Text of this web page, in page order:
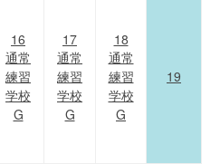
16
通常
練習
学校
G
17
通常
練習
学校
G
18
通常
練習
学校
G
19